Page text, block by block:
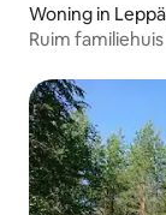
Woning in
Ruim